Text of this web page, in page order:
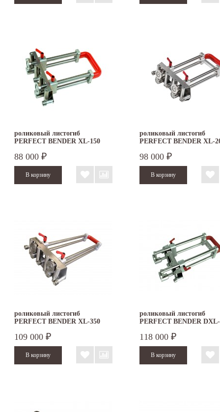
роликовый листогиб
PERFECT BENDER XL-150
88 000 ₽
роликовый листогиб
PERFECT BENDER XL-
98 000 ₽
роликовый листогиб
PERFECT BENDER XL-350
109 000 ₽
роликовый листогиб
PERFECT BENDER
118 000 ₽